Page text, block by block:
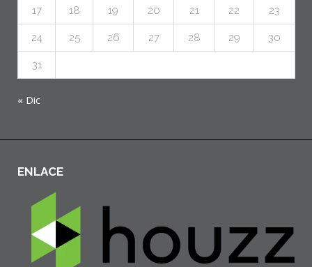
17 18 19 20 21 22 23
24 25 26 27 28 29 30
31
« Dic
ENLACE